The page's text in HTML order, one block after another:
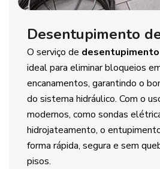
Desentupimento
O serviço de
ideal para eliminar bloqueios
encanamentos, garantindo o
do sistema hidráulico. Com o
modernos, como sondas
hidrojateamento, o
forma rápida, segura e sem
pisos.